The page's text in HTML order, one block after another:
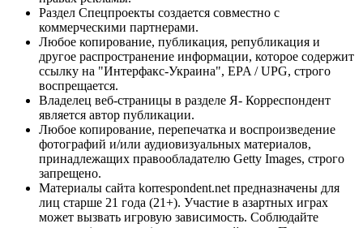
Раздел Спецпроекты создается совместно с
коммерческими партнерами.
Любое копирование, публикация, републикация и
другое распространение информации, которое содержит
ссылку на "Интерфакс-Украина", EPA / UPG, строго
воспрещается.
Владелец веб-страницы в разделе Я- Корреспондент
является автор публикации.
Любое копирование, перепечатка и воспроизведение
фотографий и/или аудиовизуальных материалов,
принадлежащих правообладателю Getty Images, строго
запрещено.
Материалы сайта korrespondent.net предназначены для
лиц старше 21 года (21+). Участие в азартных играх
может вызвать игровую зависимость. Соблюдайте